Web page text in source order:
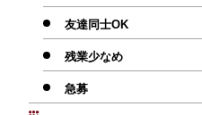
友達同士OK
残業少なめ
急募